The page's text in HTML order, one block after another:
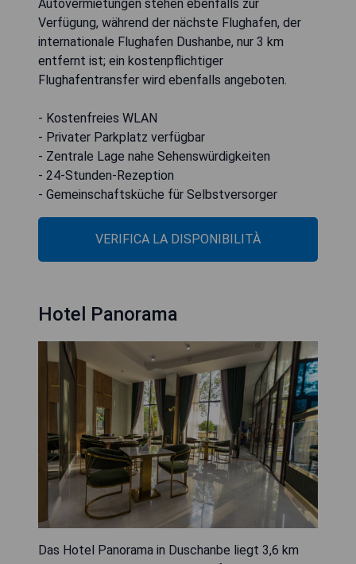
Autovermietungen stehen ebenfalls zur
Verfügung, während der nächste Flughafen, der
internationale Flughafen Dushanbe, nur 3 km
entfernt ist; ein kostenpflichtiger
Flughafentransfer wird ebenfalls angeboten.
- Kostenfreies WLAN
- Privater Parkplatz verfügbar
- Zentrale Lage nahe Sehenswürdigkeiten
- 24-Stunden-Rezeption
- Gemeinschaftsküche für Selbstversorger
VERIFICA LA DISPONIBILITÀ
Hotel Panorama
Das Hotel Panorama in Duschanbe liegt 3,6 km